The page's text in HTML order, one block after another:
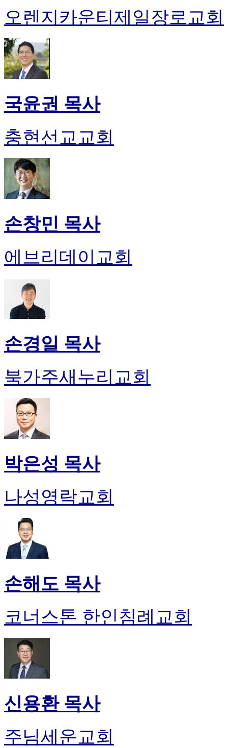
오렌지카운티제일장로교회
국윤권 목사
충현선교교회
손창민 목사
에브리데이교회
손경일 목사
북가주새누리교회
박은성 목사
나성영락교회
손해도 목사
코너스톤 한인침례교회
신용환 목사
주님세운교회